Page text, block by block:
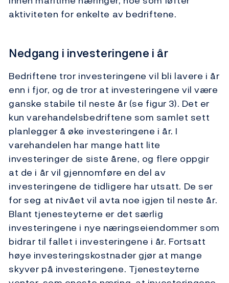
aktiviteten for enkelte av bedriftene.
Nedgang i investeringene i år
Bedriftene tror investeringene vil bli lavere i år
enn i fjor, og de tror at investeringene vil være
ganske stabile til neste år (se figur 3). Det er
kun varehandelsbedriftene som samlet sett
planlegger å øke investeringene i år. I
varehandelen har mange hatt lite
investeringer de siste årene, og flere oppgir
at de i år vil gjennomføre en del av
investeringene de tidligere har utsatt. De ser
for seg at nivået vil avta noe igjen til neste år.
Blant tjenesteyterne er det særlig
investeringene i nye næringseiendommer som
bidrar til fallet i investeringene i år. Fortsatt
høye investeringskostnader gjør at mange
skyver på investeringene. Tjenesteyterne